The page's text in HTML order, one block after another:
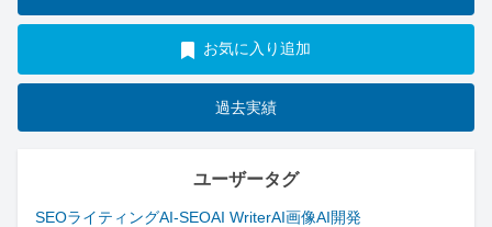
お気に入り追加
過去実績
ユーザータグ
SEOライティングAI-SEOAI WriterAI画像AI開発